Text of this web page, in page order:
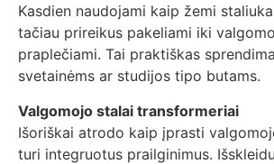
Kasdien naudojami kaip žemi
tačiau prireikus pakeliami iki
praplečiami. Tai praktiškas
svetainėms ar studijos tipo butams.
Valgomojo stalai transformeriai
Išoriškai atrodo kaip įprasti
turi integruotus prailginimus.